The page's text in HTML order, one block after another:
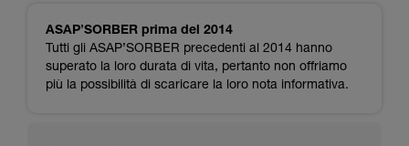
ASAP’SORBER prima del 2014
Tutti gli ASAP’SORBER precedenti al 2014 hanno
superato la loro durata di vita, pertanto non offriamo
più la possibilità di scaricare la loro nota informativa.